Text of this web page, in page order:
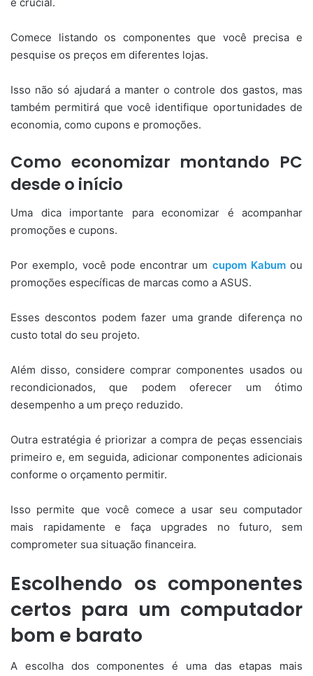
é crucial.
Comece listando os componentes que você precisa e
pesquise os preços em diferentes lojas.
Isso não só ajudará a manter o controle dos gastos, mas
também permitirá que você identifique oportunidades de
economia, como cupons e promoções.
Como economizar montando PC
desde o início
Uma dica importante para economizar é acompanhar
promoções e cupons.
Por exemplo, você pode encontrar um cupom Kabumou
promoções específicas de marcas como a ASUS.
Esses descontos podem fazer uma grande diferença no
custo total do seu projeto.
Além disso, considere comprar componentes usados ou
recondicionados, que podem oferecer um ótimo
desempenho a um preço reduzido.
Outra estratégia é priorizar a compra de peças essenciais
primeiro e, em seguida, adicionar componentes adicionais
conforme o orçamento permitir.
Isso permite que você comece a usar seu computador
mais rapidamente e faça upgrades no futuro, sem
comprometer sua situação financeira.
Escolhendo os componentes
certos para um computador
bom e barato
A escolha dos componentes é uma das etapas mais